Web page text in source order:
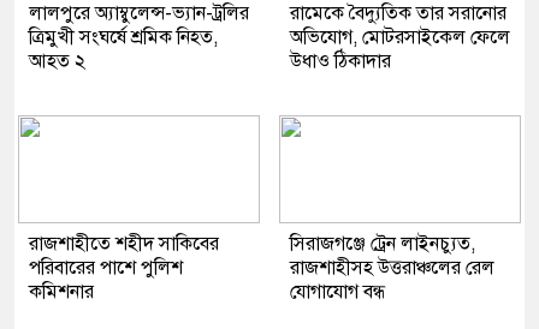
লালপুরে অ্যাম্বুলেন্স-ভ্যান-ট্রলির
ত্রিমুখী সংঘর্ষে শ্রমিক নিহত,
আহত ২
রামেকে বৈদ্যুতিক তার সরানোর
অভিযোগ, মোটরসাইকেল ফেলে
উধাও ঠিকাদার
রাজশাহীতে শহীদ সাকিবের
পরিবারের পাশে পুলিশ
কমিশনার
সিরাজগঞ্জে ট্রেন লাইনচ্যুত,
রাজশাহীসহ উত্তরাঞ্চলের রেল
যোগাযোগ বন্ধ